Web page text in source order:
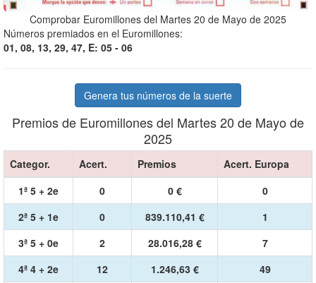
Comprobar Euromillones del Martes 20 de Mayo de 2025
Números premiados en el Euromillones:
01, 08, 13, 29, 47, E: 05 - 06
Genera tus números de la suerte
Premios de Euromillones del Martes 20 de Mayo de
2025
Categor. Acert. Premios
Acert. Europa
1ª 5 + 2e
0 0 €
0
2ª 5 + 1e
0 839.110,41 €
1
3ª 5 + 0e
2 28.016,28 €
7
4ª 4 + 2e
12 1.246,63 €
49